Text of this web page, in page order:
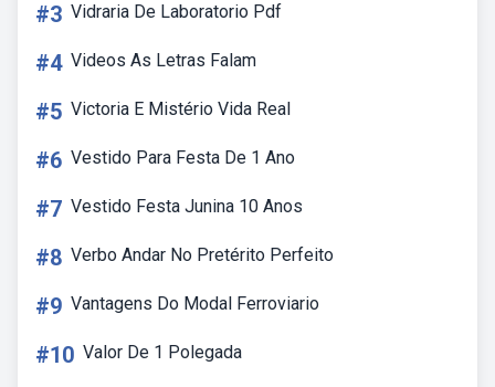
#3 Vidraria De Laboratorio Pdf
#4 Videos As Letras Falam
#5 Victoria E Mistério Vida Real
#6 Vestido Para Festa De 1 Ano
#7 Vestido Festa Junina 10 Anos
#8 Verbo Andar No Pretérito Perfeito
#9 Vantagens Do Modal Ferroviario
#10 Valor De 1 Polegada